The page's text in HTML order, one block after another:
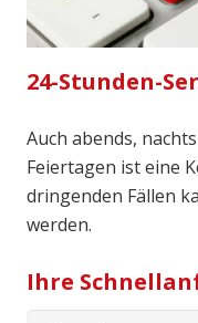
24-Stunden-
Auch abends,
Feiertagen ist eine
dringenden Fällen
werden.
Ihre